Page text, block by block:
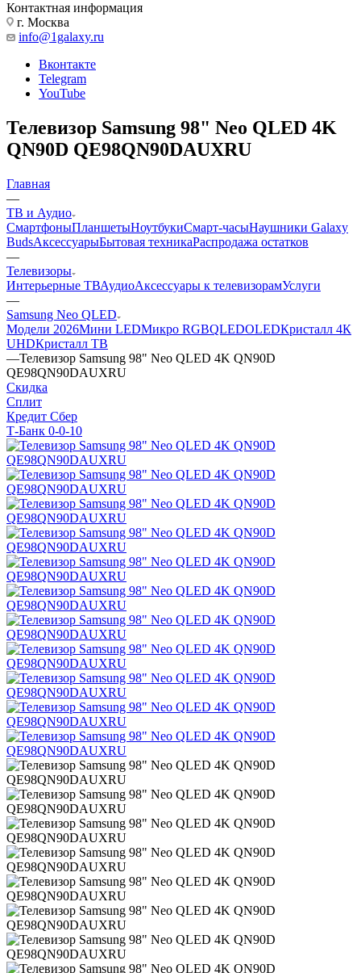
Контактная информация
г. Москва
info@1galaxy.ru
Вконтакте
Telegram
YouTube
Телевизор Samsung 98" Neo QLED 4K
QN90D QE98QN90DAUXRU
Главная
—
ТВ и Аудио
СмартфоныПланшетыНоутбукиСмарт-часыНаушники Galaxy
BudsАксессуарыБытовая техникаРаспродажа остатков
—
Телевизоры
Интерьерные ТВАудиоАксессуары к телевизорамУслуги
—
Samsung Neo QLED
Модели 2026Мини LEDМикро RGBQLEDOLEDКристалл 4К
UHDКристалл ТВ
—Телевизор Samsung 98" Neo QLED 4K QN90D
QE98QN90DAUXRU
Скидка
Сплит
Кредит Сбер
Т-Банк 0-0-10